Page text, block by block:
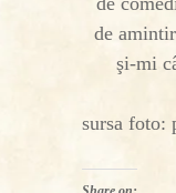
de
şi-mi
sursa foto: